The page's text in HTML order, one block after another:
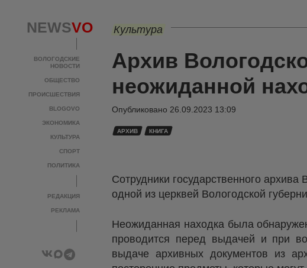
NEWSVO
ВОЛОГОДСКИЕ
НОВОСТИ
ОБЩЕСТВО
ПРОИСШЕСТВИЯ
BLOGOVO
ЭКОНОМИКА
КУЛЬТУРА
СПОРТ
ПОЛИТИКА
РЕДАКЦИЯ
РЕКЛАМА
Культура
Архив
неожиданной
Опубликовано 26.09.2023 13:09
АРХИВ КНИГА
Сотрудники государственного
одной из церквей Вологодской
Неожиданная находка была
проводится перед выдачей и при
выдаче архивных документов из